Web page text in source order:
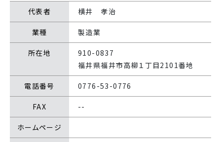
こどもの
遊び場
従業員応援企業 ふく育応援団への登録
（事業者様向け）
代表者
横井 孝治
業種 製造業
所在地
910-0837
福井県福井市高柳１丁目2101番地
電話番号 0776-53-0776
FAX --
ホームページ